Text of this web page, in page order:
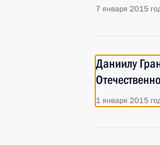
7 января 2015
Даниилу
1 января 2015